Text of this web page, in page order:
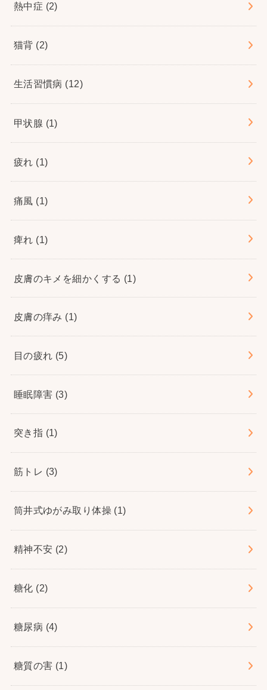
熱中症 (2)
猫背 (2)
生活習慣病 (12)
甲状腺 (1)
疲れ (1)
痛風 (1)
痺れ (1)
皮膚のキメを細かくする (1)
皮膚の痒み (1)
目の疲れ (5)
睡眠障害 (3)
突き指 (1)
筋トレ (3)
筒井式ゆがみ取り体操 (1)
精神不安 (2)
糖化 (2)
糖尿病 (4)
糖質の害 (1)